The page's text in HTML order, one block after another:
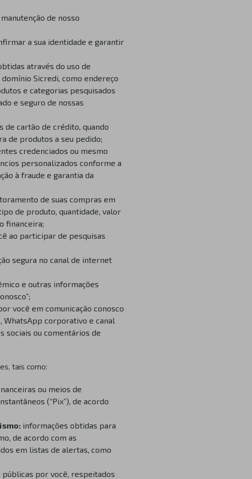
de nosso
a sua identidade e garantir
através do uso de
Sicredi, como endereço
e categorias pesquisados
e seguro de nossas
de cartão de crédito, quando
de produtos a seu pedido;
credenciados ou mesmo
personalizados conforme a
à fraude e garantia da
de suas compras em
de produto, quantidade, valor
financeira;
ao participar de pesquisas
segura no canal de internet
e outras informações
você em comunicação conosco
WhatsApp corporativo e canal
sociais ou comentários de
tais como:
ou meios de
(“Pix”), de acordo
informações obtidas para
de acordo com as
em listas de alertas, como
por você, respeitados